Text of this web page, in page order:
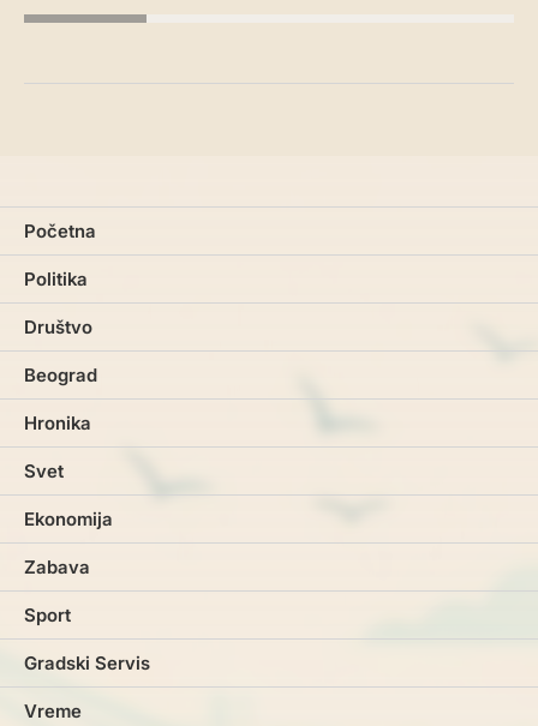
Početna
Politika
Društvo
Beograd
Hronika
Svet
Ekonomija
Zabava
Sport
Gradski Servis
Vreme